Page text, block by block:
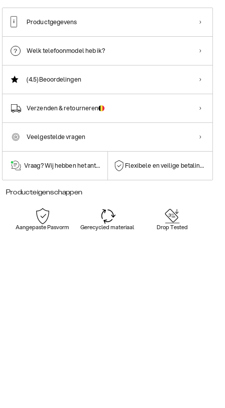
Productgegevens
Welk telefoonmodel heb ik?
(4.5)Beoordelingen
Verzenden & retourneren
Veelgestelde vragen
Vraag? Wij hebben het antwoord! Flexibele en veilige betalingen
Producteigenschappen
Aangepaste Pasvorm Gerecycled materiaal Drop Tested